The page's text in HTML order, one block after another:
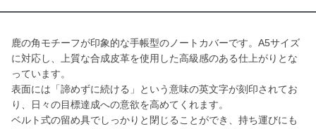
鹿の角モチーフが印象的な手帳型のノートカバーです。A5サイズ
に対応し、上質な合成皮革を使用した高級感のある仕上がりとな
っています。
表面には「諦めずに続ける」という意味の英文字が刻印されてお
り、日々の目標達成への意欲を高めてくれます。
ベルト式の留め具でしっかりと閉じることができ、持ち運びにも